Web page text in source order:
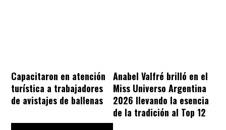
Capacitaron en atención
turística a trabajadores
de avistajes de ballenas
Anabel Valfré brilló en el
Miss Universo Argentina
2026 llevando la esencia
de la tradición al Top 12